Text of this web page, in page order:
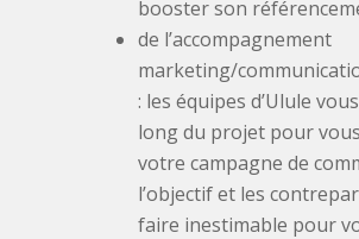
booster son
de l’accompagnement
marketing/
: les équipes d’Ulule
long du projet pour
votre campagne de
l’objectif et les
faire inestimable pour